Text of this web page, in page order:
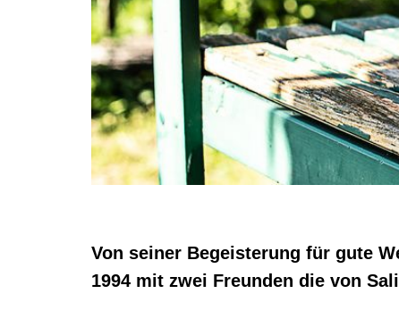
AGB & DATENSCHUTZ
DEUTSCHLAND |
SUISSE ROMANDE
Von seiner Begeisterung für gute
1994 mit zwei Freunden die von